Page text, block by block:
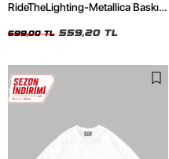
RideTheLighting-Metallica Baskılı
Tshirt
699,00 TL 559,20 TL